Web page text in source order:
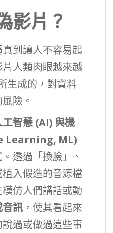
影片？
到讓人不容易起
人類肉眼越來越
生成的，對資料
險。
工智慧 (AI) 與機
Learning, ML)
透過「換臉」、
入假造的音源檔
仿人們講話或動
音訊 ，使其看起來
過或做過這些事